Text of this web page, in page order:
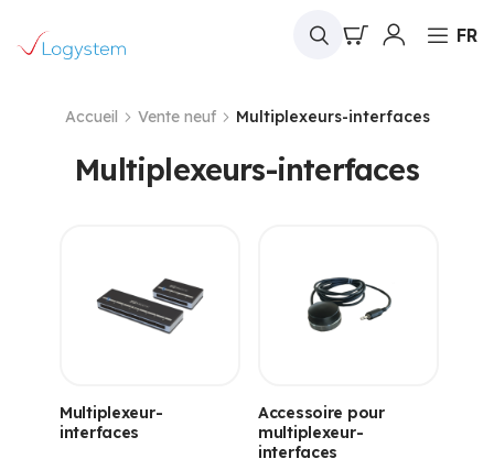
Mon panierFR
Accueil Vente neuf Multiplexeurs-interfaces
Multiplexeurs-interfaces
Multiplexeur-
interfaces
Accessoire pour
multiplexeur-
interfaces